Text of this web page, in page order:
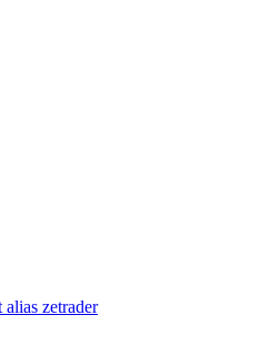
alias zetrader